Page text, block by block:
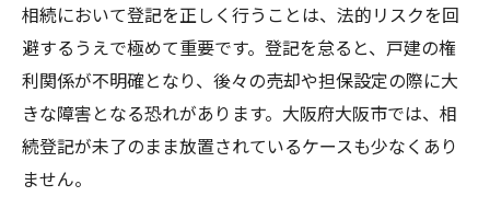
相続において登記を正しく行うことは、法的リスクを回
避するうえで極めて重要です。登記を怠ると、戸建の権
利関係が不明確となり、後々の売却や担保設定の際に大
きな障害となる恐れがあります。大阪府大阪市では、相
続登記が未了のまま放置されているケースも少なくあり
ません。